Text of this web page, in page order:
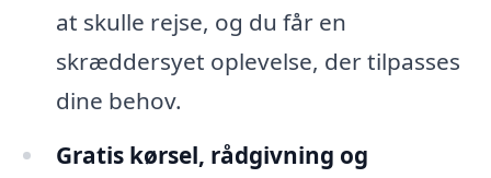
at skulle rejse, og du får en
skræddersyet oplevelse, der tilpasses
dine behov.
Gratis kørsel, rådgivning og